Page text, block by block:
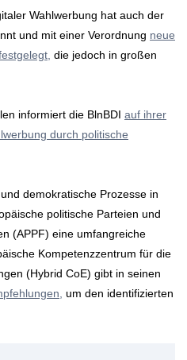
Wahlwerbung hat auch der
und mit einer Verordnung neue
die jedoch in großen
informiert die BlnBDI auf ihrer
durch politische
demokratische Prozesse in
politische Parteien und
(APPF) eine umfangreiche
Kompetenzzentrum für die
(Hybrid CoE) gibt in seinen
um den identifizierten